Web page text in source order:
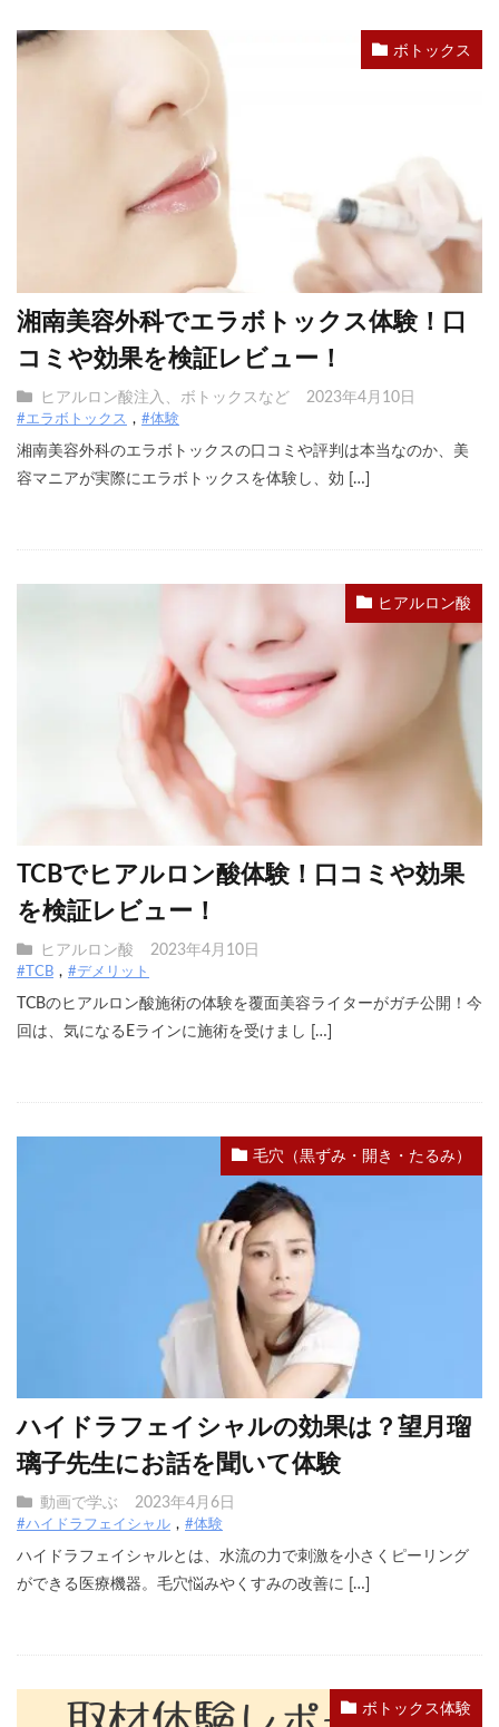
ボトックス
湘南美容外科でエラボトックス体験！口
コミや効果を検証レビュー！
ヒアルロン酸注入、ボトックスなど 2023年4月10日
#エラボトックス #体験
湘南美容外科のエラボトックスの口コミや評判は本当なのか、美
容マニアが実際にエラボトックスを体験し、効 […]
ヒアルロン酸
TCBでヒアルロン酸体験！口コミや効果
を検証レビュー！
ヒアルロン酸 2023年4月10日
#TCB #デメリット
TCBのヒアルロン酸施術の体験を覆面美容ライターがガチ公開！今
回は、気になるEラインに施術を受けまし […]
毛穴（黒ずみ・開き・たるみ）
ハイドラフェイシャルの効果は？望月瑠
璃子先生にお話を聞いて体験
動画で学ぶ 2023年4月6日
#ハイドラフェイシャル #体験
ハイドラフェイシャルとは、水流の力で刺激を小さくピーリング
ができる医療機器。毛穴悩みやくすみの改善に […]
ボトックス体験